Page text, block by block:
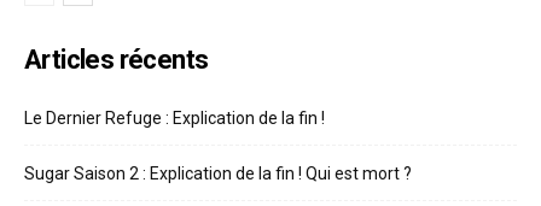
Articles récents
Le Dernier Refuge : Explication de la fin !
Sugar Saison 2 : Explication de la fin ! Qui est mort ?